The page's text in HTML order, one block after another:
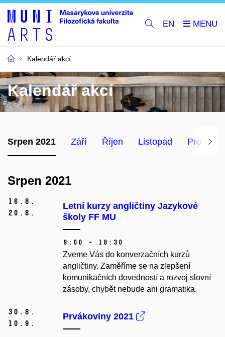
EN
Kalendář akcí
Kalendář akcí
Srpen 2021 Září Říjen Listopad Prosinec
Srpen 2021
16. 8.
20. 8.
Letní kurzy angličtiny Jazykové
školy FF MU
9:00 – 18:30
Zveme Vás do konverzačních kurzů
angličtiny. Zaměříme se na zlepšení
komunikačních dovedností a rozvoj slovní
zásoby, chybět nebude ani gramatika.
30. 8.
10. 9.
Prvákoviny 2021